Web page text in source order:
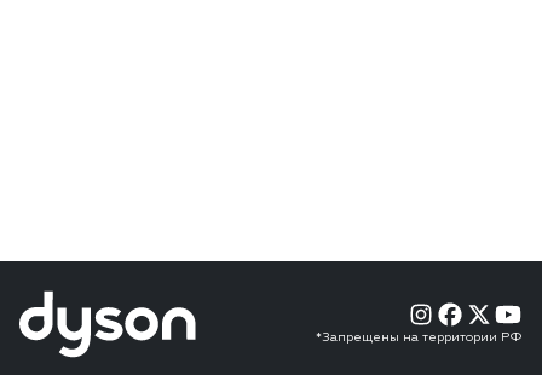
*Запрещены на территории РФ